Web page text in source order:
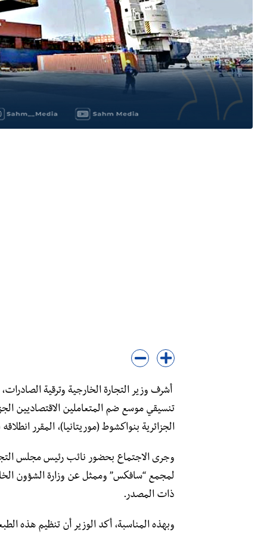
أشرف وزير التجارة الخارجية وترقية
تنسيقي موسع ضم المتعاملين الاقتصاديين
الجزائرية بنواكشوط (موريتانيا)، المقرر
وجرى الاجتماع بحضور نائب رئيس مجلس
لمجمع “سافكس” وممثل عن وزارة الشؤون
ذات المصدر.
وبهذه المناسبة، أكد الوزير أن تنظيم هذه